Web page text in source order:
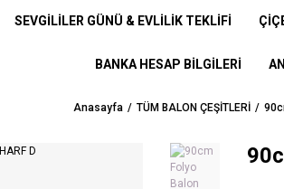
SEVGİLİLER GÜNÜ & EVLİLİK TEKLİFİ
BANKA HESAP BİLGİLERİ
Anasayfa TÜM BALON ÇEŞİTLERİ